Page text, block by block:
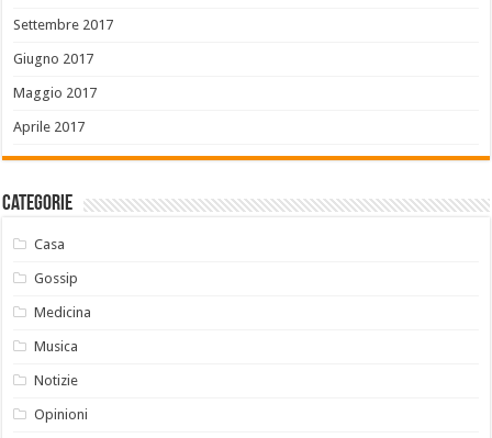
Settembre 2017
Giugno 2017
Maggio 2017
Aprile 2017
Categorie
Casa
Gossip
Medicina
Musica
Notizie
Opinioni